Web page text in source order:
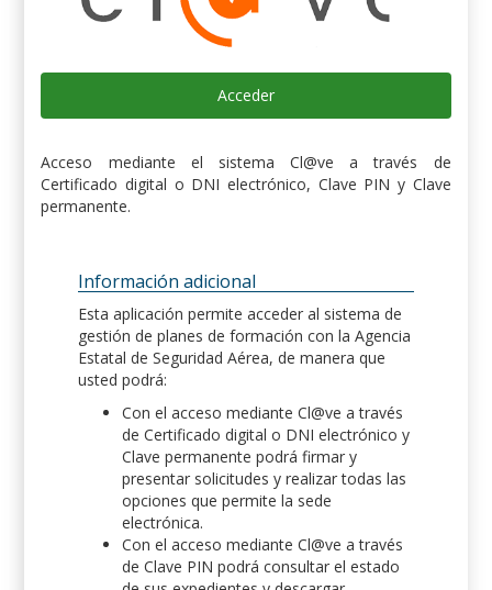
Acceder
Acceso mediante el sistema Cl@ve a través de
Certificado digital o DNI electrónico, Clave PIN y Clave
permanente.
Información adicional
Esta aplicación permite acceder al sistema de
gestión de planes de formación con la Agencia
Estatal de Seguridad Aérea, de manera que
usted podrá:
Con el acceso mediante Cl@ve a través
de Certificado digital o DNI electrónico y
Clave permanente podrá firmar y
presentar solicitudes y realizar todas las
opciones que permite la sede
electrónica.
Con el acceso mediante Cl@ve a través
de Clave PIN podrá consultar el estado